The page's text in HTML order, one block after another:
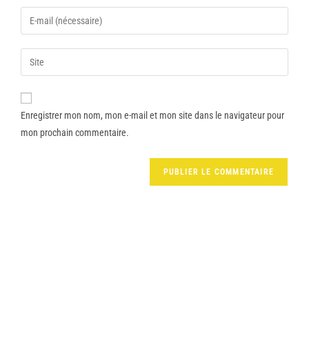
Enregistrer mon nom, mon e-mail et mon site dans le navigateur pour
mon prochain commentaire.